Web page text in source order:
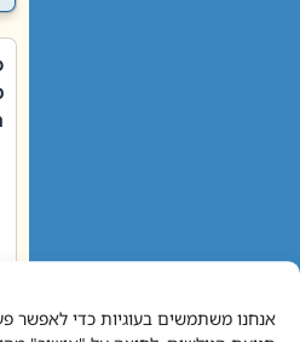
אנחנו משתמשים בעוגיות כדי לאפשר